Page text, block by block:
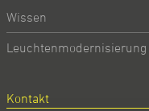
Wissen
Leuchtenmodernisierung
Kontakt